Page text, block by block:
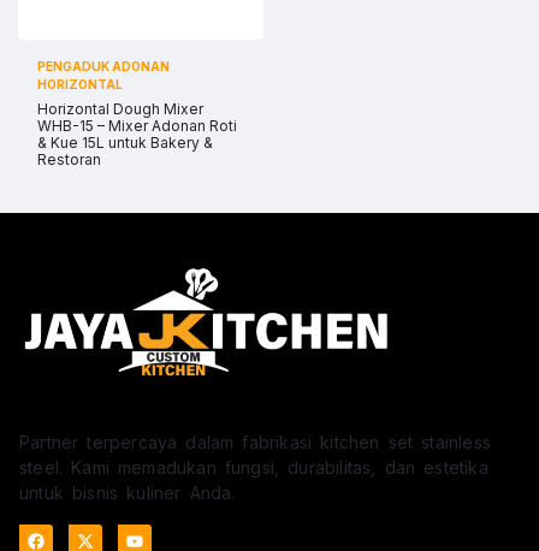
PENGADUK ADONAN
HORIZONTAL
Horizontal Dough Mixer
WHB-15 – Mixer Adonan Roti
& Kue 15L untuk Bakery &
Restoran
Partner terpercaya dalam fabrikasi kitchen set stainless
steel. Kami memadukan fungsi, durabilitas, dan estetika
untuk bisnis kuliner Anda.